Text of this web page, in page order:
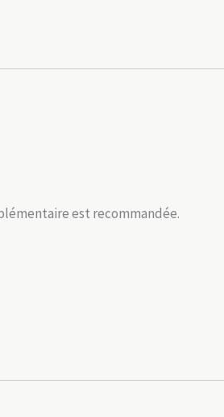
est recommandée.